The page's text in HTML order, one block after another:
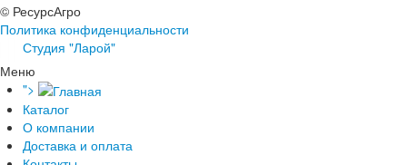
© РесурсАгро
Политика конфиденциальности
Студия "Ларой"
Меню
">
Каталог
О компании
Доставка и оплата